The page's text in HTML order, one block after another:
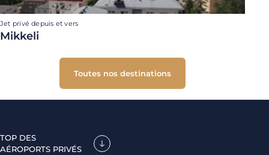
Jet privé depuis et vers
Mikkeli
Toutes nos destinations
TOP DES
AÉROPORTS PRIVÉS